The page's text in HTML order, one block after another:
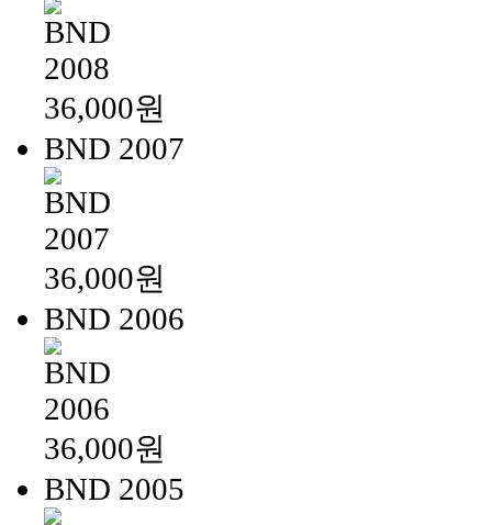
36,000원
BND 2007
36,000원
BND 2006
36,000원
BND 2005